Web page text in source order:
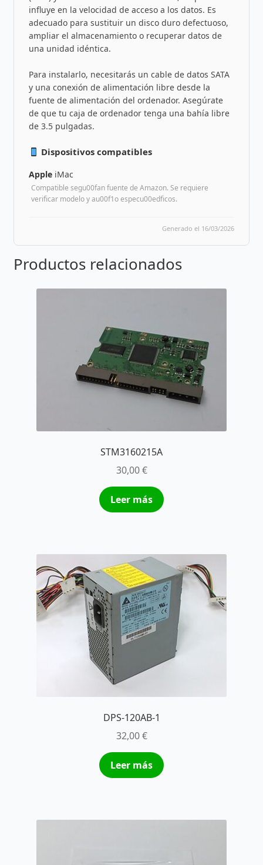
influye en la velocidad de acceso a los datos. Es
adecuado para sustituir un disco duro defectuoso,
ampliar el almacenamiento o recuperar datos de
una unidad idéntica.
Para instalarlo, necesitarás un cable de datos SATA
y una conexión de alimentación libre desde la
fuente de alimentación del ordenador. Asegúrate
de que tu caja de ordenador tenga una bahía libre
de 3.5 pulgadas.
Dispositivos compatibles
Apple iMac
Compatible segu00fan fuente de Amazon. Se requiere
verificar modelo y au00f1o especu00edficos.
Generado el 16/03/2026
Productos relacionados
STM3160215A
30,00€
Leer más
DPS-120AB-1
32,00€
Leer más